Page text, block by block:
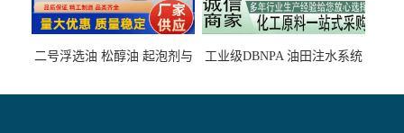
二号浮选油 松醇油 起泡剂与
工业级DBNPA 油田注水系统